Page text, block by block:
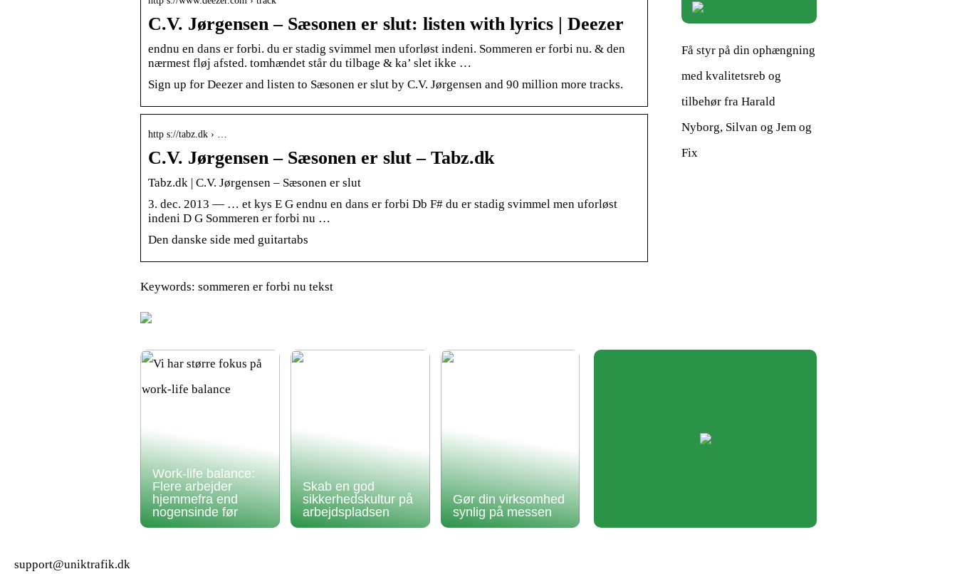
C.V. Jørgensen – Sæsonen er slut: listen with lyrics | Deezer
endnu en dans er forbi. du er stadig svimmel men uforløst indeni. Sommeren er forbi nu. & den
nærmest fløj afsted. tomhændet står du tilbage & ka’ slet ikke …
Sign up for Deezer and listen to Sæsonen er slut by C.V. Jørgensen and 90 million more tracks.
http s://tabz.dk › …
C.V. Jørgensen – Sæsonen er slut – Tabz.dk
Tabz.dk | C.V. Jørgensen – Sæsonen er slut
3. dec. 2013 — … et kys E G endnu en dans er forbi Db F# du er stadig svimmel men uforløst
indeni D G Sommeren er forbi nu …
Den danske side med guitartabs
Keywords: sommeren er forbi nu tekst
Få styr på din ophængning
med kvalitetsreb og
tilbehør fra Harald
Nyborg, Silvan og Jem og
Fix
Work-life balance:
Flere arbejder
hjemmefra end
nogensinde før
Skab en god
sikkerhedskultur på
arbejdspladsen
Gør din virksomhed
synlig på messen
support@uniktrafik.dk